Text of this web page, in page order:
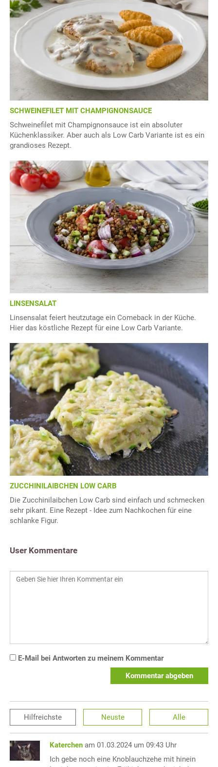
SCHWEINEFILET MIT CHAMPIGNONSAUCE
Schweinefilet mit Champignonsauce ist ein absoluter
Küchenklassiker. Aber auch als Low Carb Variante ist es ein
grandioses Rezept.
LINSENSALAT
Linsensalat feiert heutzutage ein Comeback in der Küche.
Hier das köstliche Rezept für eine Low Carb Variante.
ZUCCHINILAIBCHEN LOW CARB
Die Zucchinilaibchen Low Carb sind einfach und schmecken
sehr pikant. Eine Rezept - Idee zum Nachkochen für eine
schlanke Figur.
User Kommentare
E-Mail bei Antworten zu meinem Kommentar
Kommentar abgeben
Hilfreichste Neuste Alle
Katerchen am 01.03.2024 um 09:43 Uhr
Ich gebe noch eine Knoblauchzehe mit hinein